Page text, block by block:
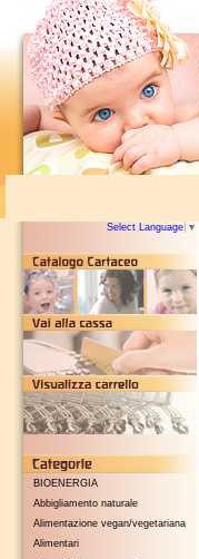
Select Language ▼
BIOENERGIA
Abbigliamento naturale
Alimentazione vegan/vegetariana
Alimentari